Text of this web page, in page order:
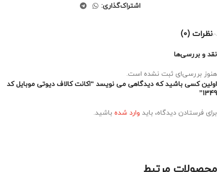
اشتراک‌گذاری:
نظرات (0)
نقد و بررسی‌ها
هنوز بررسی‌ای ثبت نشده است.
اولین کسی باشید که دیدگاهی می نویسد “اکانت کالاف دیوتی موبایل کد
1349”
برای فرستادن دیدگاه، باید وارد شده باشید.